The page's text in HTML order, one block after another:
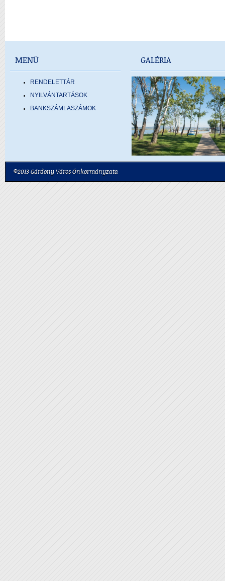
MENÜ
RENDELETTÁR
NYILVÁNTARTÁSOK
BANKSZÁMLASZÁMOK
GALÉRIA
©2013 Gárdony Város Önkormányzata